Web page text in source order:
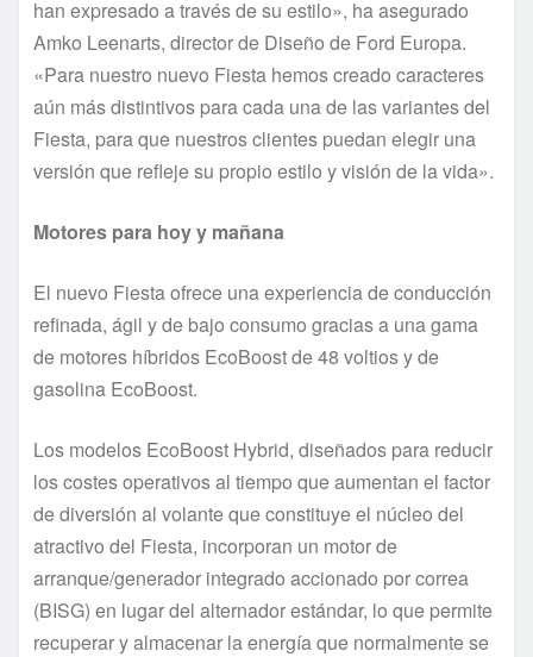
han expresado a través de su estilo», ha asegurado
Amko Leenarts, director de Diseño de Ford Europa.
«Para nuestro nuevo Fiesta hemos creado caracteres
aún más distintivos para cada una de las variantes del
Fiesta, para que nuestros clientes puedan elegir una
versión que refleje su propio estilo y visión de la vida».
Motores para hoy y mañana
El nuevo Fiesta ofrece una experiencia de conducción
refinada, ágil y de bajo consumo gracias a una gama
de motores híbridos EcoBoost de 48 voltios y de
gasolina EcoBoost.
Los modelos EcoBoost Hybrid, diseñados para reducir
los costes operativos al tiempo que aumentan el factor
de diversión al volante que constituye el núcleo del
atractivo del Fiesta, incorporan un motor de
arranque/generador integrado accionado por correa
(BISG) en lugar del alternador estándar, lo que permite
recuperar y almacenar la energía que normalmente se